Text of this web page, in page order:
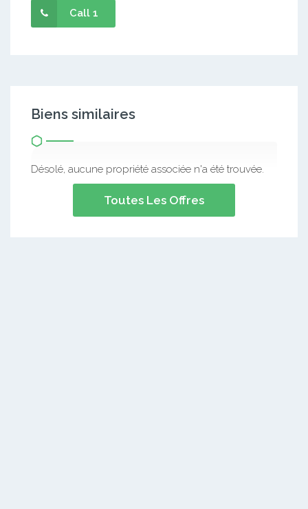
Call 1
Biens similaires
Désolé, aucune propriété associée n'a été trouvée.
Toutes Les Offres